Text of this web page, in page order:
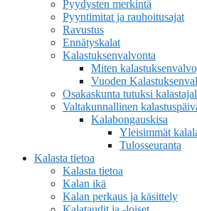
Pyydysten merkintä
Pyyntimitat ja rauhoitusajat
Ravustus
Ennätyskalat
Kalastuksenvalvonta
Miten
Vuoden
Osakaskunta tutuksi
Valtakunnallinen
Kalabongauskisa
Yleisimmät
Tulosseuranta
Kalasta tietoa
Kalasta tietoa
Kalan ikä
Kalan perkaus ja käsittely